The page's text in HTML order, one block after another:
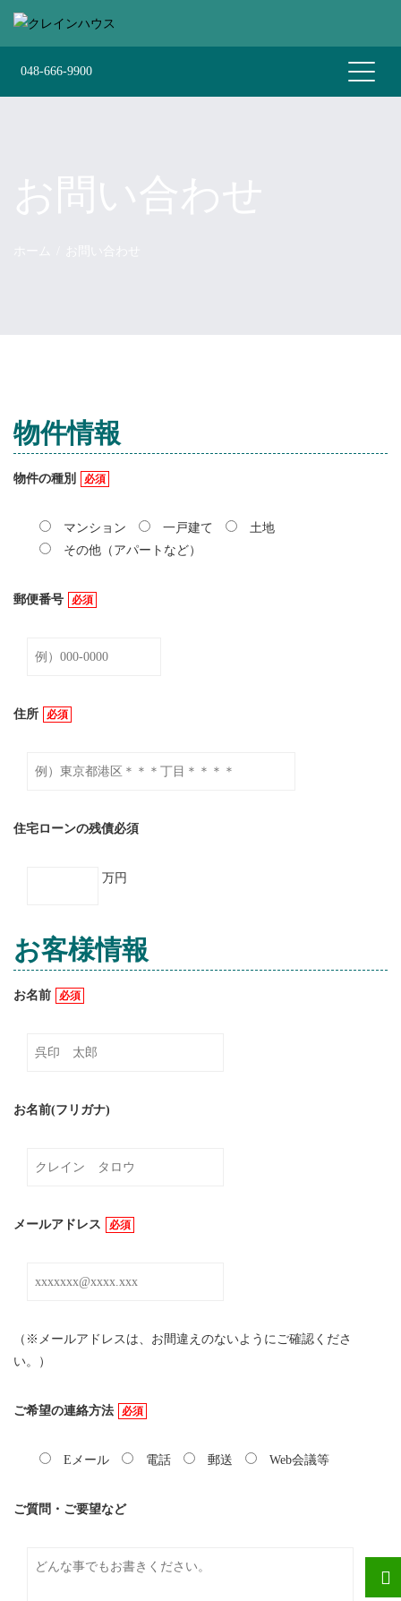
Skip
048-666-9900
物件情報
物件の種別 必須
マンション 一戸建て
土地
その他（アパートなど）
郵便番号 必須
住所 必須
住宅ローンの残債必須
万円
お客様情報
お名前 必須
お名前(フリガナ)
メールアドレス 必須
（※メールアドレスは、お間違えのないようにご確認くださ
い。）
ご希望の連絡方法 必須
Eメール 電話 郵送 Web会議等
ご質問・ご要望など